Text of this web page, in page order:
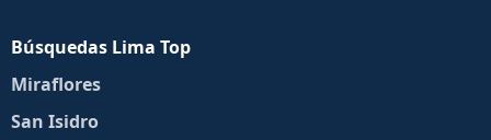
Búsquedas Lima Top
Miraflores
San Isidro